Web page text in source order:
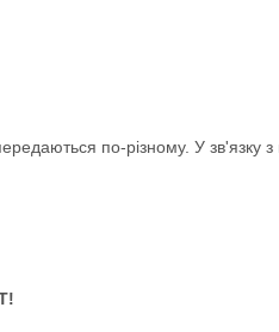
по-різному. У